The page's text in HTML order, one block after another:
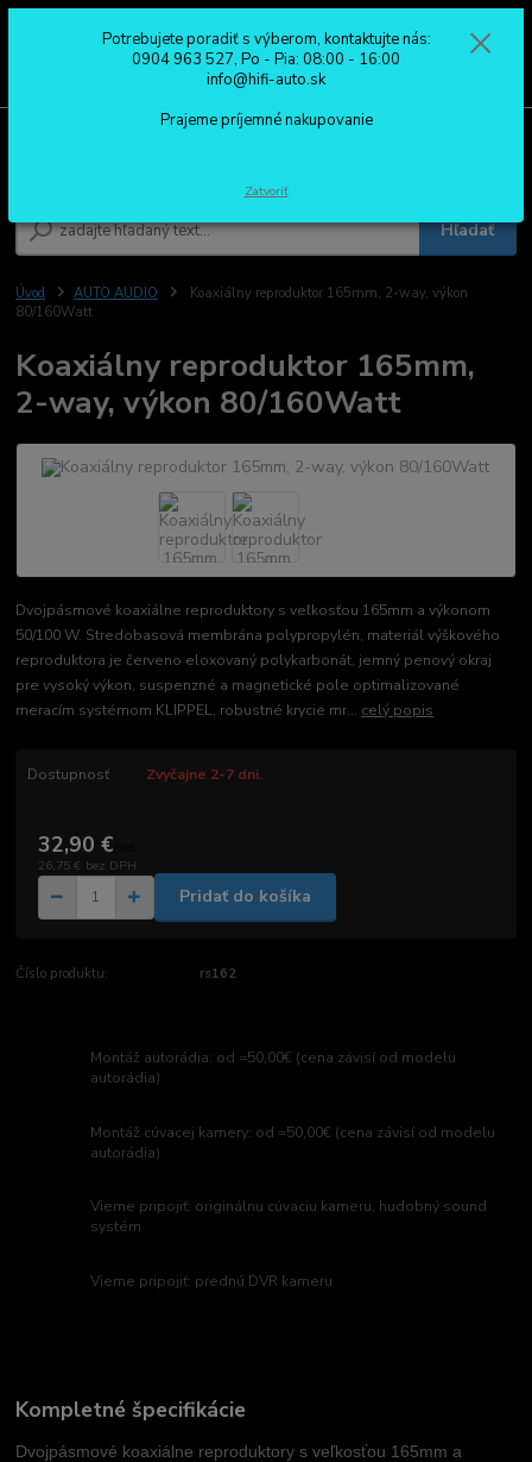
Hľadať
0904 963 527
Po - Pia: 08:00 - 16:00
Úvod AUTO AUDIO
Koaxiálny reproduktor 165mm, 2-way, výkon
80/160Watt
Koaxiálny reproduktor 165mm,
2-way, výkon 80/160Watt
Dvojpásmové koaxiálne reproduktory s veľkosťou 165mm a výkonom
50/100 W. Stredobasová membrána polypropylén, materiál výškového
reproduktora je červeno eloxovaný polykarbonát, jemný penový okraj
pre vysoký výkon, suspenzné a magnetické pole optimalizované
meracím systémom KLIPPEL, robustné krycie mr... celý popis
Dostupnosť Zvyčajne 2-7 dni.
32,90 €
26,75 € bez DPH
Pridať do košíka
Číslo produktu: rs162
Montáž autorádia: od =50,00€ (cena závisí od modelu
autorádia)
Montáž cúvacej kamery: od =50,00€ (cena závisí od modelu
autorádia)
Vieme pripojiť: originálnu cúvaciu kameru, hudobný sound
systém
Vieme pripojiť: prednú DVR kameru
Kompletné špecifikácie
Dvojpásmové koaxiálne reproduktory s veľkosťou 165mm a
Potrebujete poradiť s výberom, kontaktujte nás:
0904 963 527, Po - Pia: 08:00 - 16:00
info@hifi-auto.sk
Prajeme príjemné nakupovanie
Zatvoriť